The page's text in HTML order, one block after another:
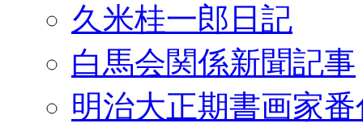
久米桂一郎日記
白馬会関係新聞記事
明治大正期書画家